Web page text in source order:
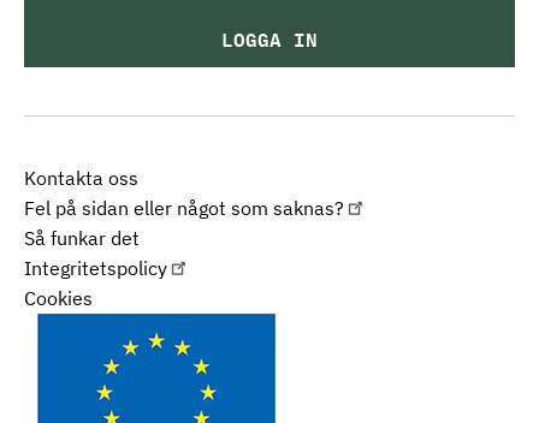
Kontakta oss
Fel på sidan eller något som saknas?
Så funkar det
Integritetspolicy
Cookies
LOGGA IN